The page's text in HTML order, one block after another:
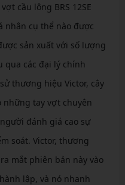
cầu lông BRS 12SE
nhân cụ thể nào được
sản xuất với số lượng
qua các đại lý chính
thương hiệu Victor, cây
tay vợt chuyên
đánh giá cao sự
soát. Victor, thương
mắt phiên bản này vào
lập, và nó nhanh